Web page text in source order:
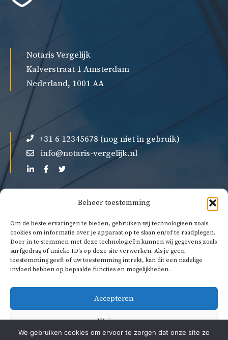
Beheer toestemming
Om de beste ervaringen te bieden, gebruiken wij technologieën zoals
cookies om informatie over je apparaat op te slaan en/of te raadplegen.
Door in te stemmen met deze technologieën kunnen wij gegevens zoals
surfgedrag of unieke ID's op deze site verwerken. Als je geen
toestemming geeft of uw toestemming intrekt, kan dit een nadelige
invloed hebben op bepaalde functies en mogelijkheden.
Accepteren
Weigeren
Notaris Vergelijk
Kalverstraat 1 Amsterdam
Nederland, 1001 AA
+31 6 12345678 (nog niet in gebruik)
info@notaris-vergelijk.nl
Over ons
Privacybeleid
Algemene voorwaarden
We gebruiken cookies om ervoor te zorgen dat onze site zo